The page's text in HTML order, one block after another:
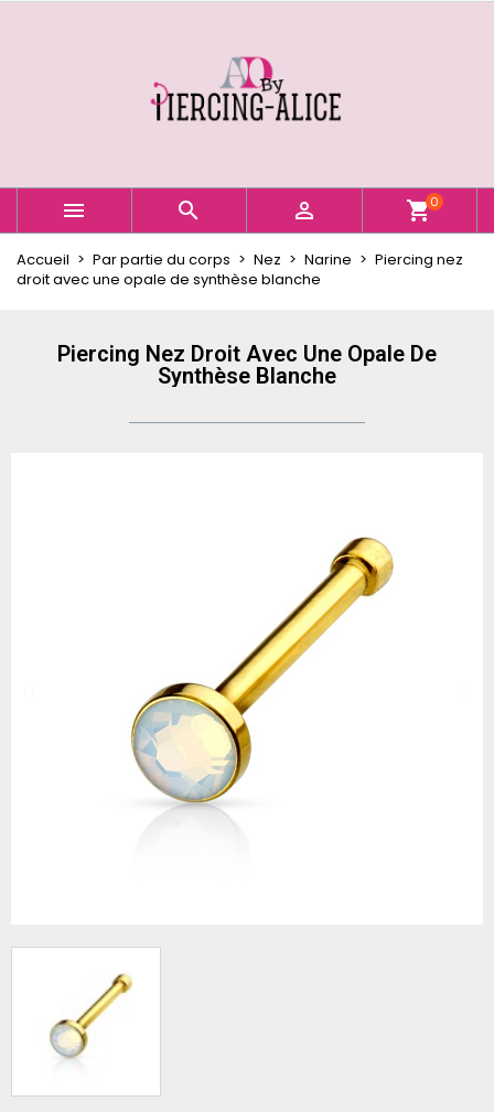
   shopping_cart0
Accueil Par partie du corps Nez Narine
Piercing nez
droit avec une opale de synthèse blanche
Piercing Nez Droit Avec Une Opale De
Synthèse Blanche
Créer une nouvelle liste
Nom de la liste d'envies
Annuler Créer une liste d'envies
Vous devez être connecté pour ajouter des produits
à votre liste d'envies.
Annuler Connexion